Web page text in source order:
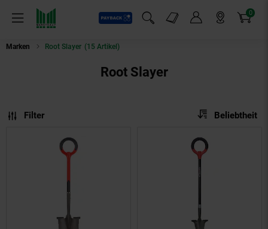
Menü
Payback
Suchfeld einblenden
Markt-Angebote 0
Artikel
Marken Root Slayer (15 Artikel)
Root Slayer
Filter Sortierung:
Beliebtheit